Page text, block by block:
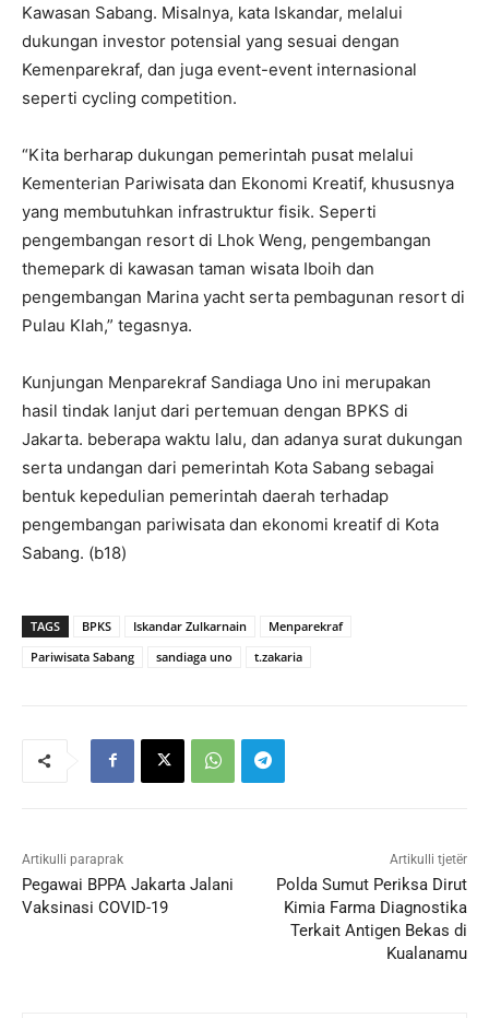
Kawasan Sabang. Misalnya, kata Iskandar, melalui
dukungan investor potensial yang sesuai dengan
Kemenparekraf, dan juga event-event internasional
seperti cycling competition.
“Kita berharap dukungan pemerintah pusat melalui
Kementerian Pariwisata dan Ekonomi Kreatif, khususnya
yang membutuhkan infrastruktur fisik. Seperti
pengembangan resort di Lhok Weng, pengembangan
themepark di kawasan taman wisata Iboih dan
pengembangan Marina yacht serta pembagunan resort di
Pulau Klah,” tegasnya.
Kunjungan Menparekraf Sandiaga Uno ini merupakan
hasil tindak lanjut dari pertemuan dengan BPKS di
Jakarta. beberapa waktu lalu, dan adanya surat dukungan
serta undangan dari pemerintah Kota Sabang sebagai
bentuk kepedulian pemerintah daerah terhadap
pengembangan pariwisata dan ekonomi kreatif di Kota
Sabang. (b18)
TAGS BPKS Iskandar Zulkarnain
Menparekraf
Pariwisata Sabang
sandiaga uno t.zakaria
Artikulli paraprak
Pegawai BPPA Jakarta Jalani
Vaksinasi COVID-19
Artikulli tjetër
Polda Sumut Periksa Dirut
Kimia Farma Diagnostika
Terkait Antigen Bekas di
Kualanamu